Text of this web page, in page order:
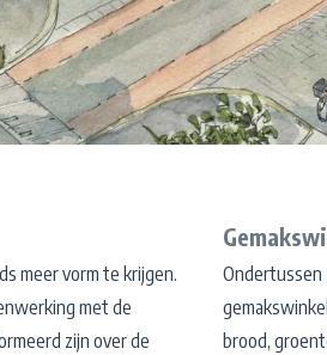
meer vorm te krijgen.
met de
zijn over de
Ondertussen
brood,